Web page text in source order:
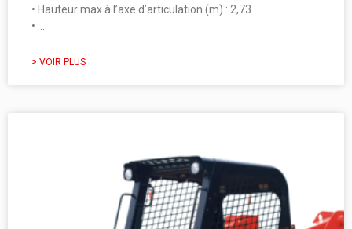
• Hauteur max à l’axe d’articulation (m) : 2,73
• …
> VOIR PLUS